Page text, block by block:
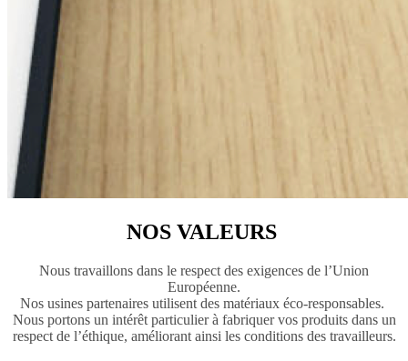
NOS VALEURS
Nous travaillons dans le respect des exigences de l’Union
Européenne.
Nos usines partenaires utilisent des matériaux éco-responsables.
Nous portons un intérêt particulier à fabriquer vos produits dans un
respect de l’éthique, améliorant ainsi les conditions des travailleurs.